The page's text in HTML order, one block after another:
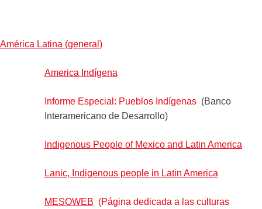
América Latina (general)
America Indígena
Informe Especial: Pueblos Indígenas(Banco
Interamericano de Desarrollo)
Indigenous People of Mexico and Latin America
Lanic, Indigenous people in Latin America
MESOWEB (Página dedicada a las culturas